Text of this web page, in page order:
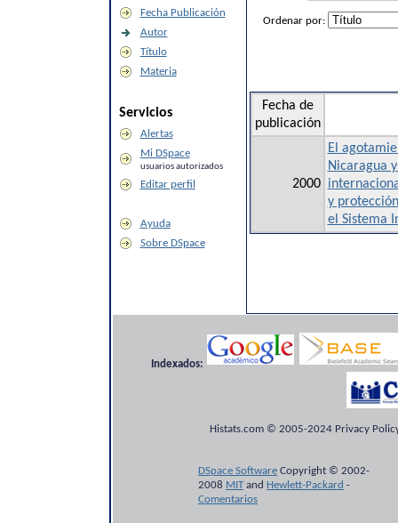
Fecha Publicación
Autor
Título
Materia
Servicios
Alertas
Mi DSpace
usuarios autorizados
Editar perfil
Ayuda
Sobre DSpace
Ordenar por:
Fecha de
publicación
2000
El
Nicaragua
y
el Sistema
Indexados:
Histats.com © 2005-2024 Privacy
DSpace Software Copyright © 2002-
2008 MITand Hewlett-Packard -
Comentarios